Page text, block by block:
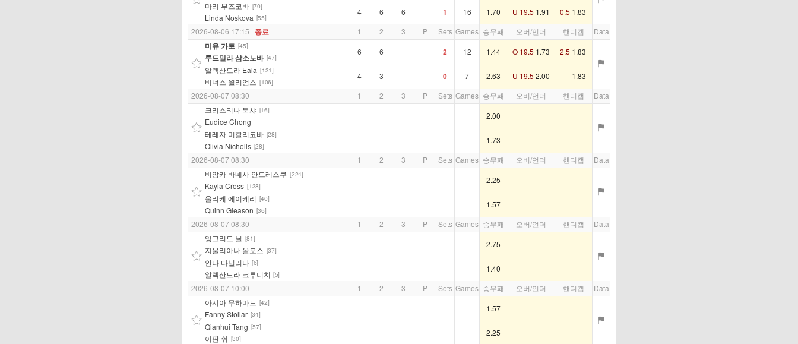
마리 부즈코바 [70]
Linda Noskova [55]
4 6 6 1 16 1.70 U 19.5 1.91 0.5 1.83
2026-08-06 17:15
종료 1 2 3 P Sets Games 승무패 오버/언더 핸디캡 Data
미유 가토 [45]
루드밀라 삼소노바 [47]
6 6 2 12 1.44 O 19.5 1.73 2.5 1.83
알렉산드라 Eala [131]
비너스 윌리엄스 [106]
4 3 0 7 2.63 U 19.5 2.00
1.83
2026-08-07 08:30
1 2 3 P Sets Games 승무패 오버/언더 핸디캡
Data
크리스티나 북샤 [16]
Eudice Chong
2.00
테레자 미할리코바 [28]
Olivia Nicholls [28]
1.73
2026-08-07 08:30
1 2 3 P Sets Games 승무패 오버/언더 핸디캡
Data
비앙카 바네사 안드레스쿠 [224]
Kayla Cross [138]
2.25
울리케 에이케리 [40]
Quinn Gleason [36]
1.57
2026-08-07 08:30
1 2 3 P Sets Games 승무패 오버/언더 핸디캡
Data
잉그리드 닐 [81]
지울리아나 올모스 [37]
2.75
안나 다닐리나 [6]
알렉산드라 크루니치 [5]
1.40
2026-08-07 10:00
1 2 3 P Sets Games 승무패 오버/언더 핸디캡
Data
아시아 무하마드 [42]
Fanny Stollar [34]
1.57
Qianhui Tang [57]
이판 쉬 [30]
2.25